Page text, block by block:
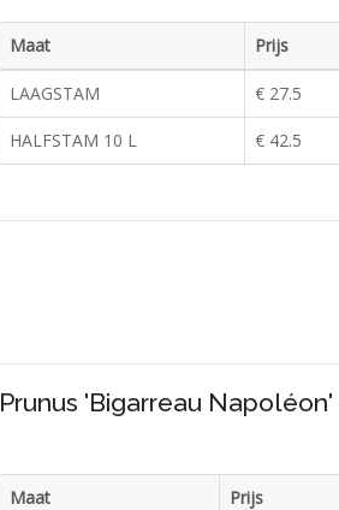
Maat
Prijs
LAAGSTAM € 27.5
HALFSTAM 10 L € 42.5
Prunus 'Bigarreau Napoléon'
Maat
Prijs